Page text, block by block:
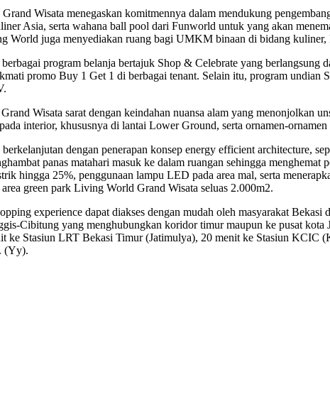
Wisata menegaskan komitmennya dalam mendukung
Asia, serta wahana ball pool dari Funworld untuk yang akan
World juga menyediakan ruang bagi UMKM binaan di bidang kuliner,
program belanja bertajuk Shop & Celebrate yang
promo Buy 1 Get 1 di berbagai tenant. Selain itu, program
Wisata sarat dengan keindahan nuansa alam yang menonjolkan
interior, khususnya di lantai Lower Ground, serta ornamen-
dengan penerapan konsep energy efficient architecture,
panas matahari masuk ke dalam ruangan sehingga
hingga 25%, penggunaan lampu LED pada area mal, serta
green park Living World Grand Wisata seluas 2.000m2.
experience dapat diakses dengan mudah oleh masyarakat
Cibitung yang menghubungkan koridor timur maupun ke pusat
ke Stasiun LRT Bekasi Timur (Jatimulya), 20 menit ke Stasiun KCIC
(Yy).